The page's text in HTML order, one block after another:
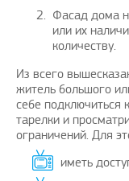
Фасад дома
или их
количеству.
Из всего
житель большого
себе подключиться
тарелки и
ограничений. Для
иметь